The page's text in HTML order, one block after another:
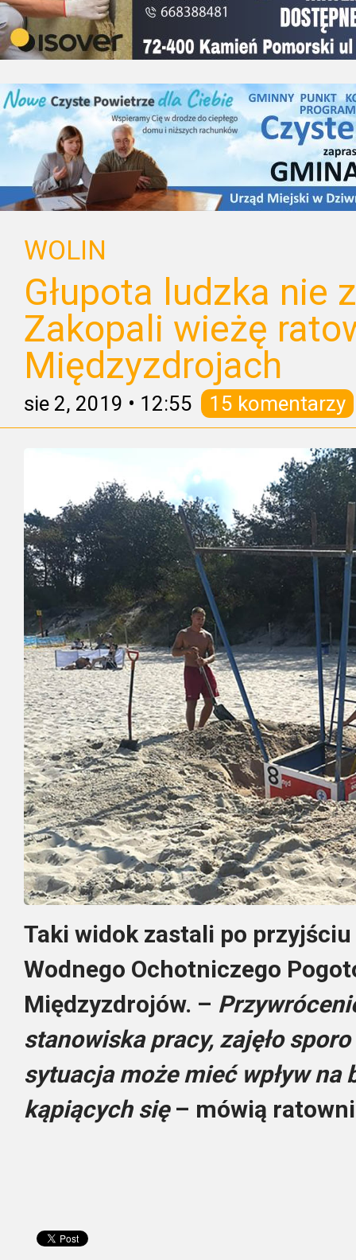
WOLIN
Głupota ludzka nie
Zakopali wieżę
Międzyzdrojach
sie 2, 2019 • 12:55 15 komentarzy
Taki widok zastali po
Wodnego Ochotniczego
Międzyzdrojów. –
stanowiska pracy, zajęło
sytuacja może mieć wpływ na
kąpiących się– mówią